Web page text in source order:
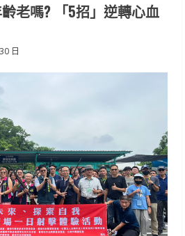
老嗎? 「5招」逆轉心血
日